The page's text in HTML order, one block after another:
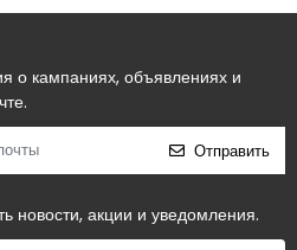
о кампаниях, объявлениях и
Отправить
новости, акции и уведомления.